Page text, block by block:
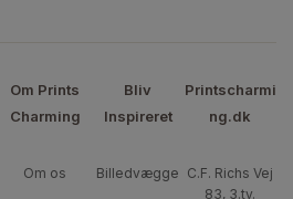
Om Prints
Charming
Om os
Bliv
Inspireret
Billedvægge
Printscharmi
ng.dk
C.F. Richs Vej
83, 3.tv.